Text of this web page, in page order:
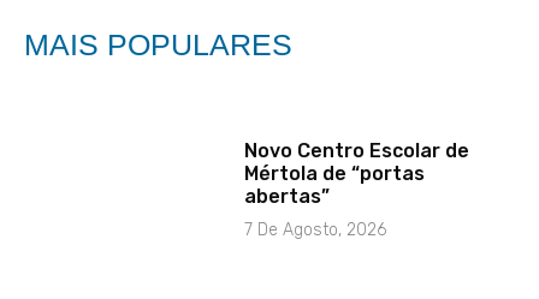
MAIS POPULARES
Novo Centro Escolar de
Mértola de “portas
abertas”
7 De Agosto, 2026